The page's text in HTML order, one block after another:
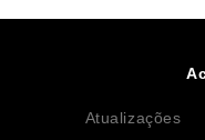
Atualizações